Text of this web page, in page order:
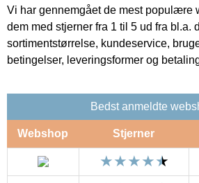
Vi har gennemgået de mest populære
dem med stjerner fra 1 til 5 ud fra bl.a.
sortimentstørrelse, kundeservice,
betingelser, leveringsformer og
Bedst anmeldte
Webshop Stjerner